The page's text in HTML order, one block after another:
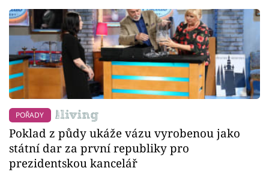
POŘADY
Poklad z půdy ukáže vázu vyrobenou jako
státní dar za první republiky pro
prezidentskou kancelář